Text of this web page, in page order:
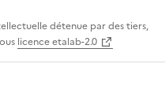
détenue par des tiers,
licence etalab-2.0